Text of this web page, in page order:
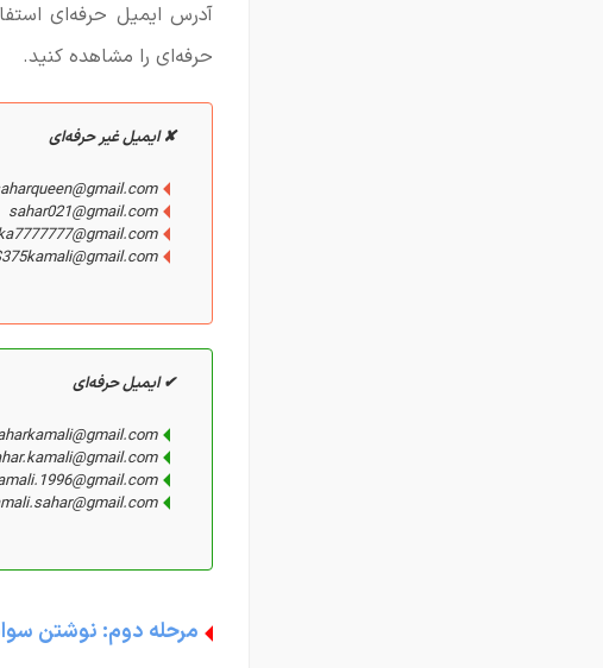
آدرس ایمیل حرفه‌ای
حرفه‌ای را مشاهده کنید.
✘ ایمیل غیر حرفه‌ای
sahar021@gmail.com
✔ ایمیل حرفه‌ای
مرحله دوم: نوشتن